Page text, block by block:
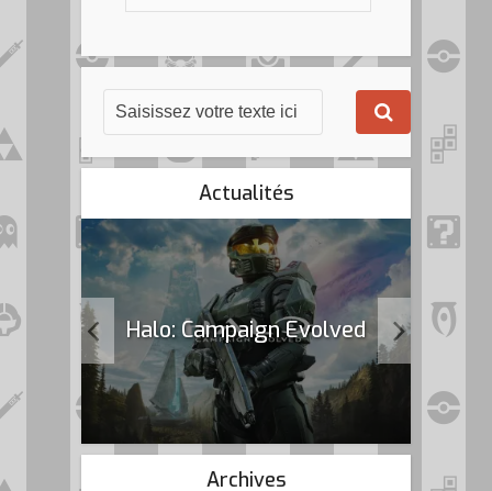
Actualités
Halo: Campaign Evolved
Archives